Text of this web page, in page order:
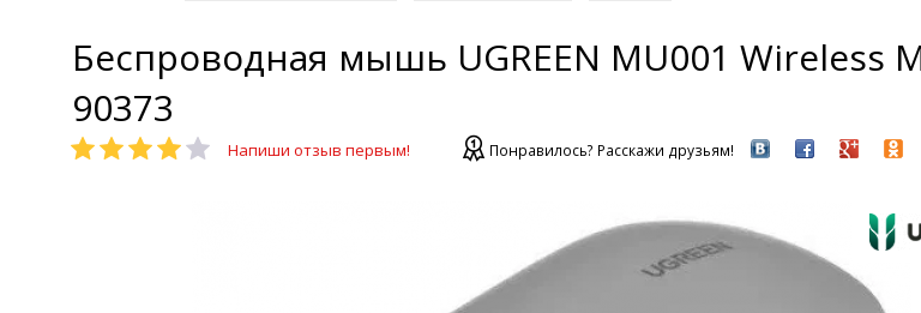
Беспроводная мышь UGREEN MU001 Wireless
90373
Напиши отзыв первым! Понравилось? Расскажи друзьям!